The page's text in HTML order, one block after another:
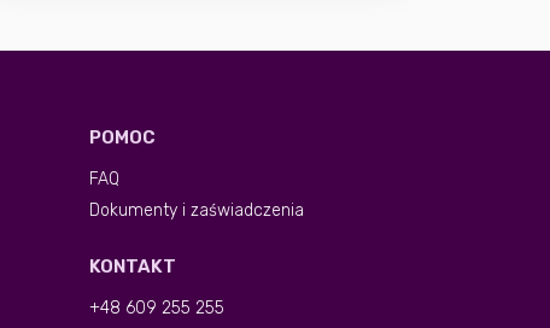
POMOC
FAQ
Dokumenty i zaświadczenia
KONTAKT
+48 609 255 255